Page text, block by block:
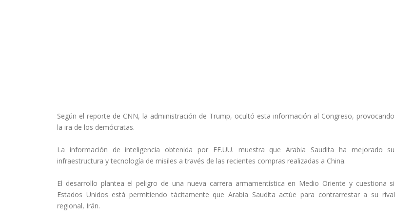
Según el reporte de CNN, la administración de Trump, ocultó esta información al Congreso, provocando
la ira de los demócratas.
La información de inteligencia obtenida por EE.UU. muestra que Arabia Saudita ha mejorado su
infraestructura y tecnología de misiles a través de las recientes compras realizadas a China.
El desarrollo plantea el peligro de una nueva carrera armamentística en Medio Oriente y cuestiona si
Estados Unidos está permitiendo tácitamente que Arabia Saudita actúe para contrarrestar a su rival
regional, Irán.